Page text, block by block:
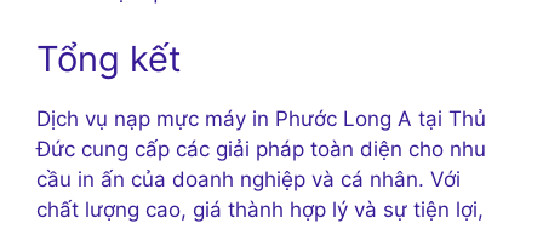
Tổng kết
Dịch vụ nạp mực máy in Phước Long A tại Thủ
Đức cung cấp các giải pháp toàn diện cho nhu
cầu in ấn của doanh nghiệp và cá nhân. Với
chất lượng cao, giá thành hợp lý và sự tiện lợi,